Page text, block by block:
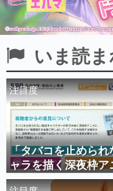
連載・
殿
SNS
ど。
事を
ゲ
名作
聞き
きま
赫
この
いま読
注目度
「タバコを止めら
ャラを描く深夜枠
聴者の一部から批判